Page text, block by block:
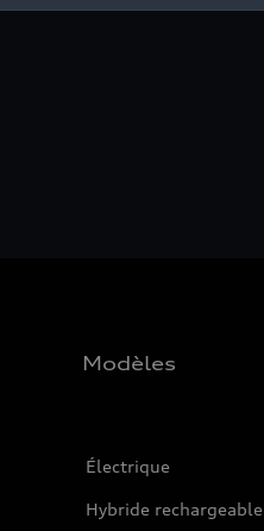
Modèles
Électrique
Hybride rechargeable